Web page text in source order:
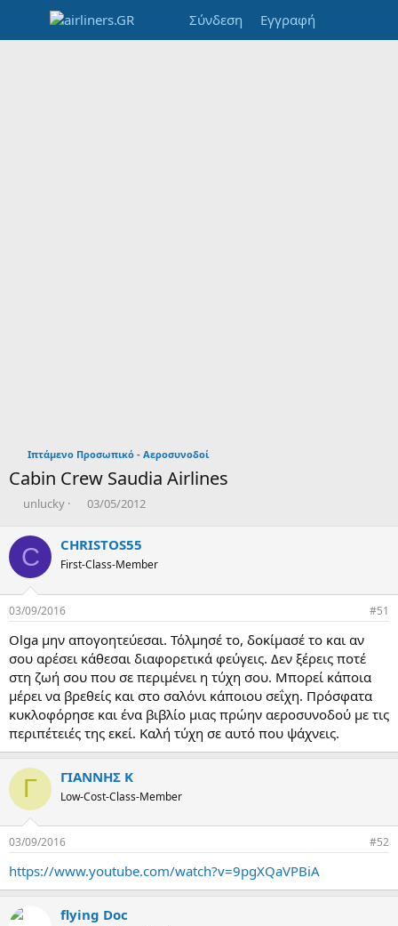
Σύνδεση Εγγραφή
Ιπτάμενο Προσωπικό - Αεροσυνοδοί
Cabin Crew Saudia Airlines
T
r
e
a
d
s
t
r
t
e
r
unlucky
Η
ρ
ο
η
α
δ
η
μ
ι
υ
γ
ί
ς
03/05/2012
C CHRISTOS55
First-Class-Member
03/09/2016 #51
Olga μην απογοητεύεσαι. Τόλμησέ το, δοκίμασέ το και αν
σου αρέσει κάθεσαι διαφορετικά φεύγεις. Δεν ξέρεις ποτέ
στη ζωή σου που σε περιμένει η τύχη σου. Μπορεί κάποια
μέρει να βρεθείς και στο σαλόνι κάποιου σεΐχη. Πρόσφατα
κυκλοφόρησε και ένα βιβλίο μιας πρώην αεροσυνοδού με τις
περιπέτειές της εκεί. Καλή τύχη σε αυτό που ψάχνεις.
Γ ΓΙΑΝΝΗΣ Κ
Low-Cost-Class-Member
03/09/2016 #52
https://www.youtube.com/watch?v=9pgXQaVPBiA
flying Doc